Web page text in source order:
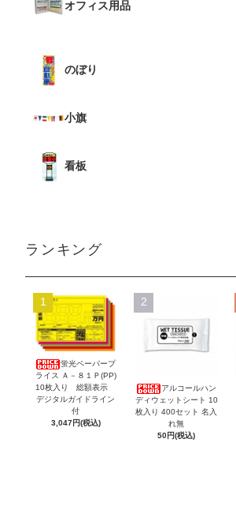
オフィス用品
のぼり
小旗
看板
ランキング
1
蛍光ペーパープ
ライス Ａ－８１Ｐ(PP)
10枚入り 総額表示
デジタルガイドライン
付
3,047円(税込)
2
アルコールハン
ディウェットシート 10
枚入り 400セット 名入
れ無
50円(税込)